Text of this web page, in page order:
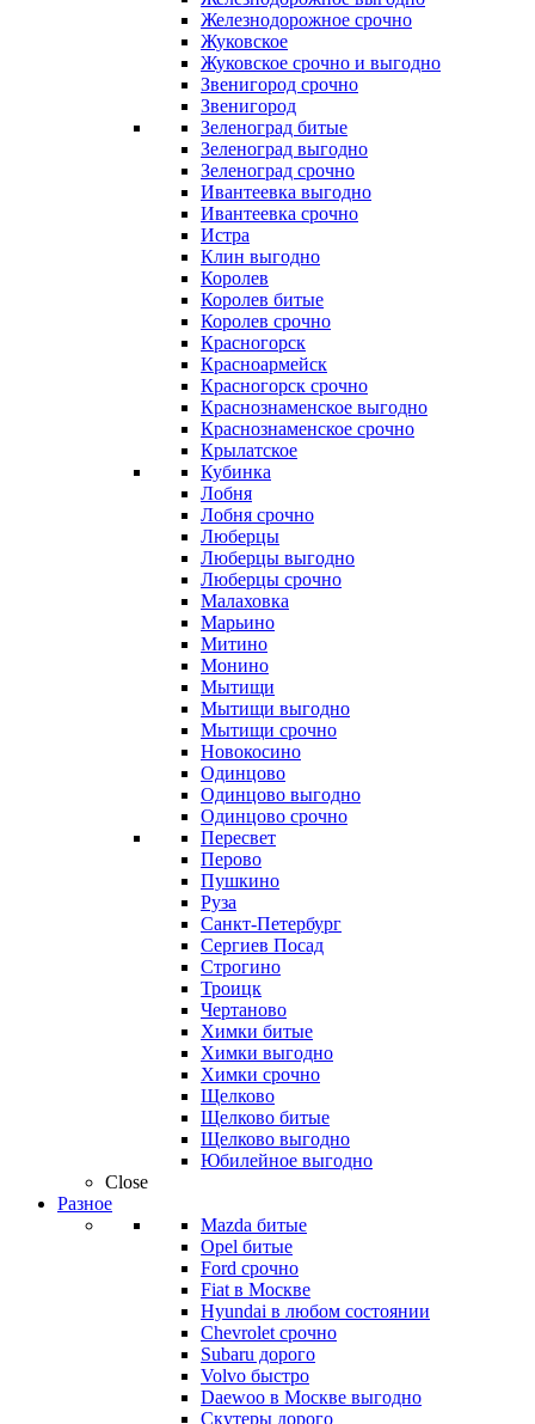
Железнодорожное срочно
Жуковское
Жуковское срочно и выгодно
Звенигород срочно
Звенигород
Зеленоград битые
Зеленоград выгодно
Зеленоград срочно
Ивантеевка выгодно
Ивантеевка срочно
Истра
Клин выгодно
Королев
Королев битые
Королев срочно
Красногорск
Красноармейск
Красногорск срочно
Краснознаменское выгодно
Краснознаменское срочно
Крылатское
Кубинка
Лобня
Лобня срочно
Люберцы
Люберцы выгодно
Люберцы срочно
Малаховка
Марьино
Митино
Монино
Мытищи
Мытищи выгодно
Мытищи срочно
Новокосино
Одинцово
Одинцово выгодно
Одинцово срочно
Пересвет
Перово
Пушкино
Руза
Санкт-Петербург
Сергиев Посад
Строгино
Троицк
Чертаново
Химки битые
Химки выгодно
Химки срочно
Щелково
Щелково битые
Щелково выгодно
Юбилейное выгодно
Close
Разное
Mazda битые
Opel битые
Ford срочно
Fiat в Москве
Hyundai в любом состоянии
Chevrolet срочно
Subaru дорого
Volvo быстро
Daewoo в Москве выгодно
Скутеры дорого